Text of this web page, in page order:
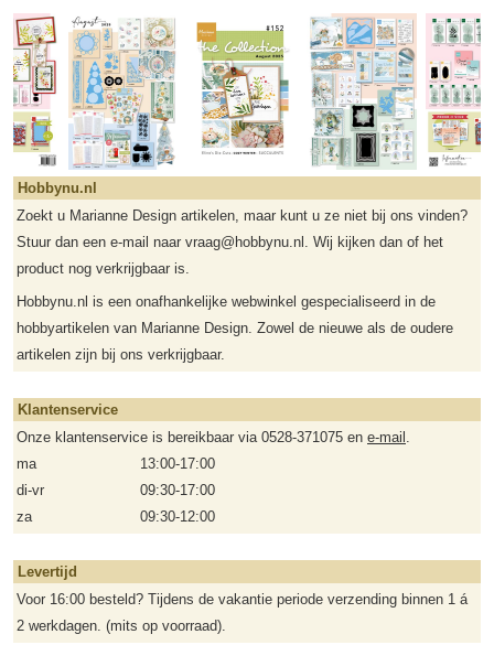
Hobbynu.nl
Zoekt u Marianne Design artikelen, maar kunt u ze niet bij ons vinden?
Stuur dan een e-mail naar vraag@hobbynu.nl. Wij kijken dan of het
product nog verkrijgbaar is.
Hobbynu.nl is een onafhankelijke webwinkel gespecialiseerd in de
hobbyartikelen van Marianne Design. Zowel de nieuwe als de oudere
artikelen zijn bij ons verkrijgbaar.
Klantenservice
Onze klantenservice is bereikbaar via 0528-371075 en e-mail
ma
13:00-17:00
di-vr
09:30-17:00
za
09:30-12:00
Levertijd
Voor 16:00 besteld? Tijdens de vakantie periode verzending binnen 1 á
2 werkdagen. (mits op voorraad).